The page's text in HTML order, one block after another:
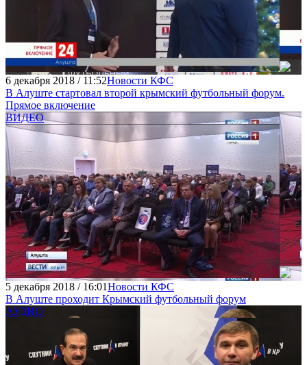
6 декабря 2018 / 11:52Новости КФС
В Алуште стартовал второй крымский футбольный форум.
Прямое включение
ВИДЕО
5 декабря 2018 / 16:01Новости КФС
В Алуште проходит Крымский футбольный форум
АУДИО